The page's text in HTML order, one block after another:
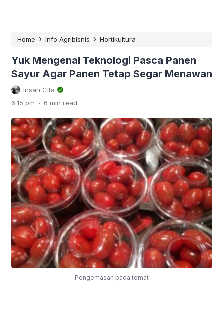
Home › Info Agribisnis › Hortikultura
Yuk Mengenal Teknologi Pasca Panen
Sayur Agar Panen Tetap Segar Menawan
Insan Cita
6:15 pm . 6 min read
Pengemasan pada tomat